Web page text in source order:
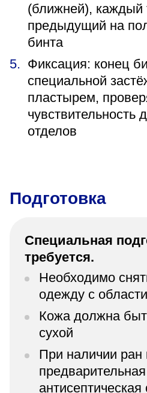
(ближней), каждый
предыдущий на
бинта
Фиксация: конец
специальной
пластырем,
чувствительность
отделов
Подготовка
Специальная
требуется.
Необходимо
одежду с
Кожа должна
сухой
При наличии
предварительная